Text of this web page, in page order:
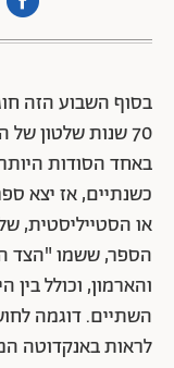
בסוף השבוע הזה
70 שנות שלטון
באחד הסודות
כשנתיים, אז יצא
או הסטייליסטית,
הספר, ששמו "הצד
והארמון, וכולל
השתיים. דוגמה
לראות באנקדוטה